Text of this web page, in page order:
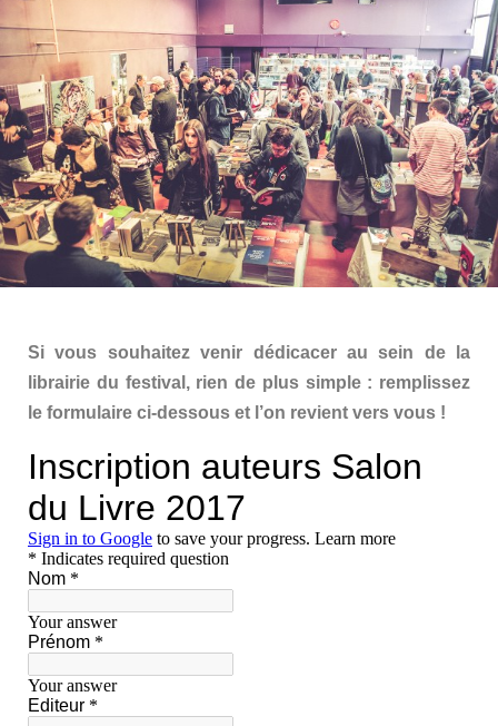
Si vous souhaitez venir dédicacer au sein de la
librairie du festival, rien de plus simple : remplissez
le formulaire ci-dessous et l’on revient vers vous !